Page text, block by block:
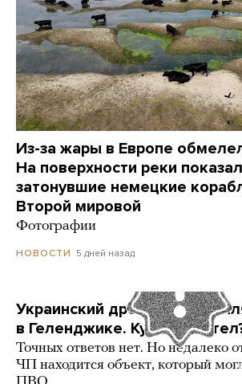
Из-за жары в Европе
На поверхности реки
затонувшие немецкие
Второй мировой
Фотографии
НОВОСТИ 5 дней назад
Украинский дрон попал по
в Геленджике. Куда он
Точных ответов нет. Но недалеко
ЧП находится объект, который